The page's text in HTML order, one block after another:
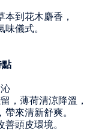
到花木麝香，
儀式。
，薄荷清涼降溫，
來清新舒爽。
頭皮環境。